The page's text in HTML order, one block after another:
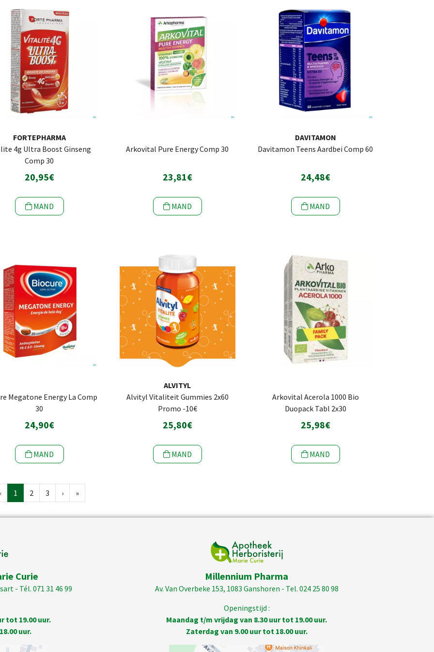
FORTEPHARMA
4g Ultra Boost Ginseng
Comp 30
20,95€
MAND
Arkovital Pure Energy Comp 30
23,81€
MAND
DAVITAMON
Davitamon Teens Aardbei Comp 60
24,48€
MAND
Megatone Energy La Comp
30
24,90€
MAND
ALVITYL
Alvityl Vitaliteit Gummies 2x60
Promo -10€
25,80€
MAND
Arkovital Acerola 1000 Bio
Duopack Tabl 2x30
25,98€
MAND
‹ 1 2 3 › »
Curie
- Tél. 071 31 46 99
tot 19.00 uur.
uur.
Millennium Pharma
Av. Van Overbeke 153, 1083 Ganshoren - Tel. 024 25 80 98
Openingstijd :
Maandag t/m vrijdag van 8.30 uur tot 19.00 uur.
Zaterdag van 9.00 uur tot 18.00 uur.